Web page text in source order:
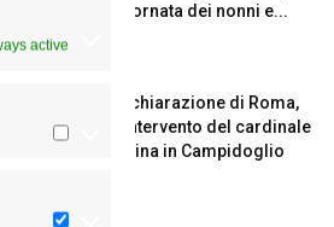
active
Giornata dei nonni e...
Dichiarazione di Roma,
l’intervento del cardinale
Reina in Campidoglio